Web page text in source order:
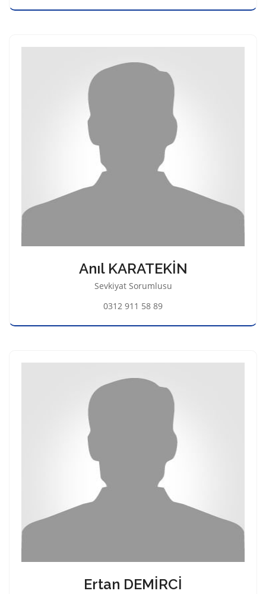
Anıl KARATEKİN
Sevkiyat Sorumlusu
0312 911 58 89
Ertan DEMİRCİ